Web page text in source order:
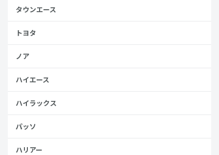
タウンエース
トヨタ
ノア
ハイエース
ハイラックス
パッソ
ハリアー